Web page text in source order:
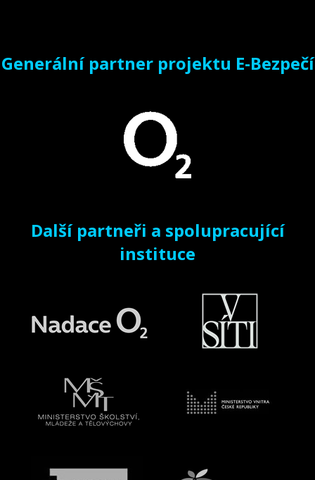
Generální partner projektu E-Bezpečí
Další partneři a spolupracující
instituce